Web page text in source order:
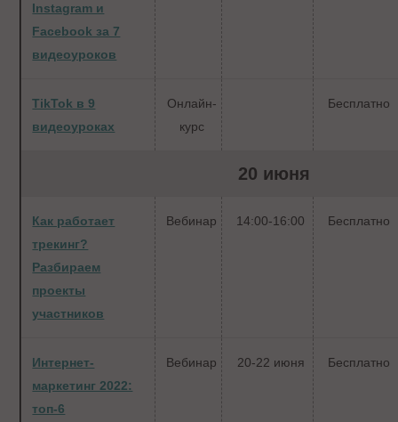
Instagram и
Facebook за 7
видеоуроков
TikTok в 9
видеоуроках
Онлайн-
курс
Бесплатно
20 июня
Как работает
трекинг?
Разбираем
проекты
участников
Вебинар 14:00-16:00 Бесплатно
Интернет-
маркетинг 2022:
топ-6
Вебинар 20-22 июня Бесплатно